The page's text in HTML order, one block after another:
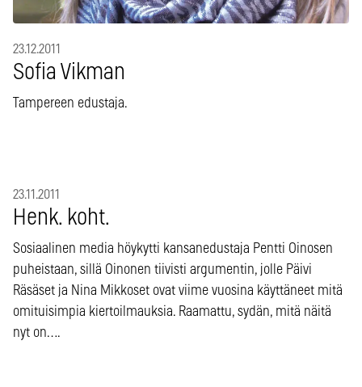
23.12.2011
Sofia Vikman
Tampereen edustaja.
23.11.2011
Henk. koht.
Sosiaalinen media höykytti kansanedustaja Pentti Oinosen
puheistaan, sillä Oinonen tiivisti argumentin, jolle Päivi
Räsäset ja Nina Mikkoset ovat viime vuosina käyttäneet mitä
omituisimpia kiertoilmauksia. Raamattu, sydän, mitä näitä
nyt on….